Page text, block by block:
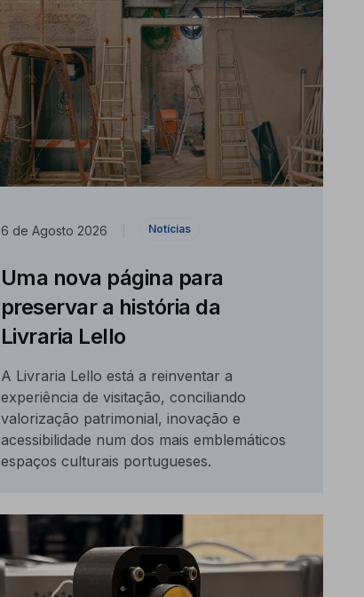
6 de Agosto 2026 Notícias
Uma nova página para
preservar a história da
Livraria Lello
A Livraria Lello está a reinventar a
experiência de visitação, conciliando
valorização patrimonial, inovação e
acessibilidade num dos mais emblemáticos
espaços culturais portugueses.